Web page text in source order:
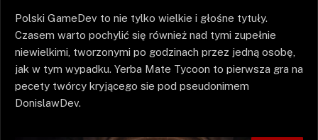
Polski GameDev to nie tylko wielkie i głośne tytuły.
Czasem warto pochylić się również nad tymi zupełnie
niewielkimi, tworzonymi po godzinach przez jedną osobę,
jak w tym wypadku. Yerba Mate Tycoon to pierwsza gra na
pecety twórcy kryjącego sie pod pseudonimem
DonislawDev.